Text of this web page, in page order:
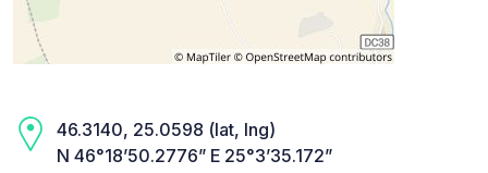
46.3140, 25.0598 (lat, lng)
N 46°18’50.2776” E 25°3’35.172”